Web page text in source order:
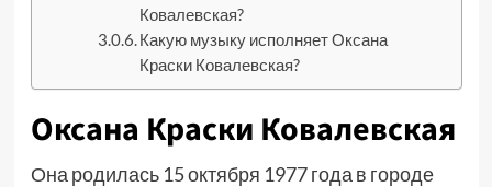
Ковалевская?
Какую музыку исполняет Оксана
Краски Ковалевская?
Оксана Краски Ковалевская
Она родилась 15 октября 1977 года в городе